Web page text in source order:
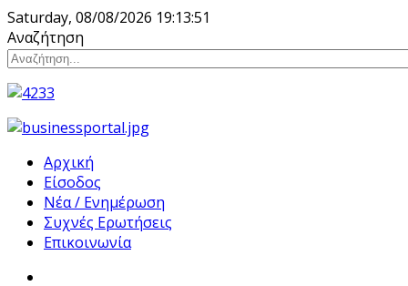
Saturday, 08/08/2026 19:13:51
Αναζήτηση
Αρχική
Είσοδος
Νέα / Ενημέρωση
Συχνές Ερωτήσεις
Επικοινωνία